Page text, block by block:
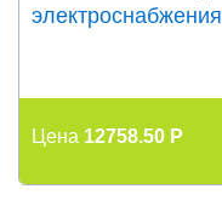
Цена 12758.50 P